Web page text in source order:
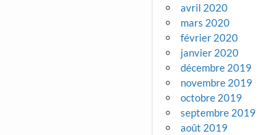
avril 2020
mars 2020
février 2020
janvier 2020
décembre 2019
novembre 2019
octobre 2019
septembre 2019
août 2019